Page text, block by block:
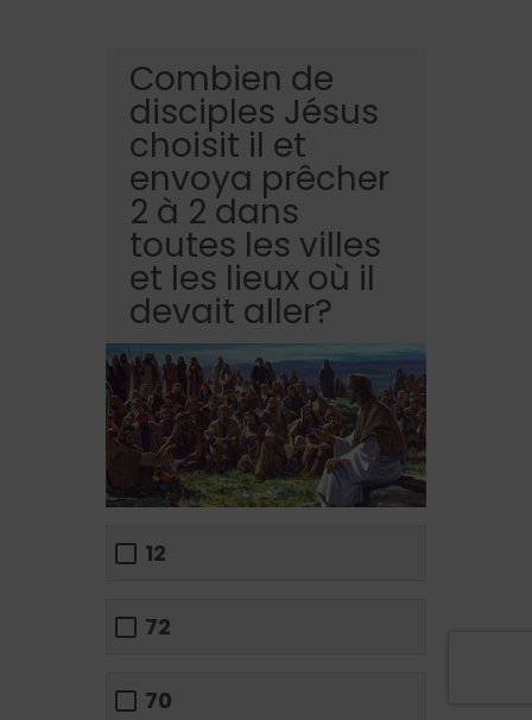
Combien de
disciples Jésus
choisit il et
envoya prêcher
2 à 2 dans
toutes les villes
et les lieux où il
devait aller?
12
72
70